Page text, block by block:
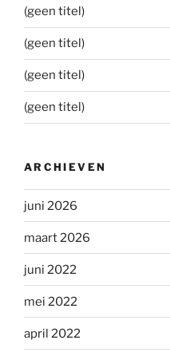
(geen titel)
(geen titel)
(geen titel)
(geen titel)
ARCHIEVEN
juni 2026
maart 2026
juni 2022
mei 2022
april 2022